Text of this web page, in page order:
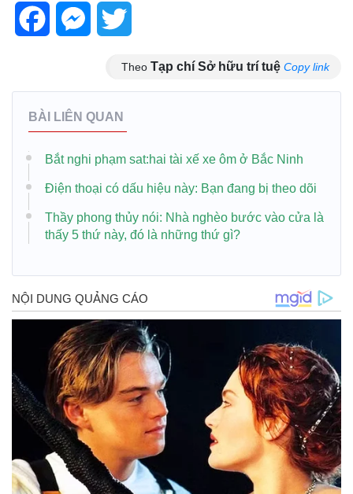
FacebookMessenger
Theo Tạp chí Sở hữu trí tuệ Copy link
BÀI LIÊN QUAN
Bắt nghi phạm sat:hai tài xế xe ôm ở Bắc Ninh
Điện thoại có dấu hiệu này: Bạn đang bị theo dõi
Thầy phong thủy nói: Nhà nghèo bước vào cửa là
thấy 5 thứ này, đó là những thứ gì?